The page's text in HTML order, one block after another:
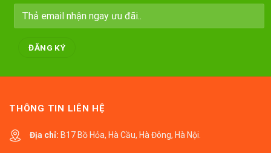
THÔNG TIN LIÊN HỆ
Địa chỉ: B17 Bồ Hỏa, Hà Cầu, Hà Đông, Hà Nội.